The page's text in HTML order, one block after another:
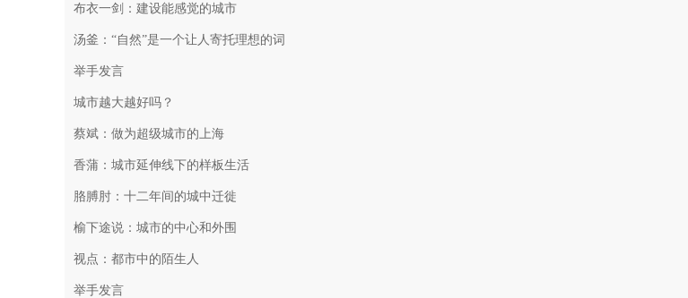
布衣一剑：建设能感觉的城市
汤釜：“自然”是一个让人寄托理想的词
举手发言
城市越大越好吗？
蔡斌：做为超级城市的上海
香蒲：城市延伸线下的样板生活
胳膊肘：十二年间的城中迁徙
榆下途说：城市的中心和外围
视点：都市中的陌生人
举手发言